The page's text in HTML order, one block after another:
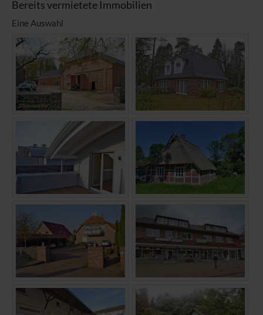
Bereits vermietete Immobilien
Eine Auswahl